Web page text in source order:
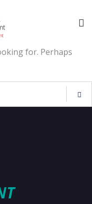
for. Perhaps